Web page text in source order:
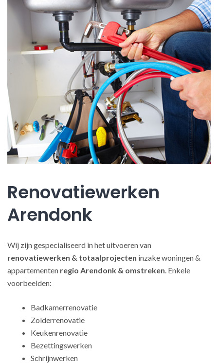
Renovatiewerken
Arendonk
Wij zijn gespecialiseerd in het uitvoeren van
renovatiewerken & totaalprojecten inzake woningen &
appartementen regio Arendonk & omstreken. Enkele
voorbeelden:
Badkamerrenovatie
Zolderrenovatie
Keukenrenovatie
Bezettingswerken
Schrijnwerken